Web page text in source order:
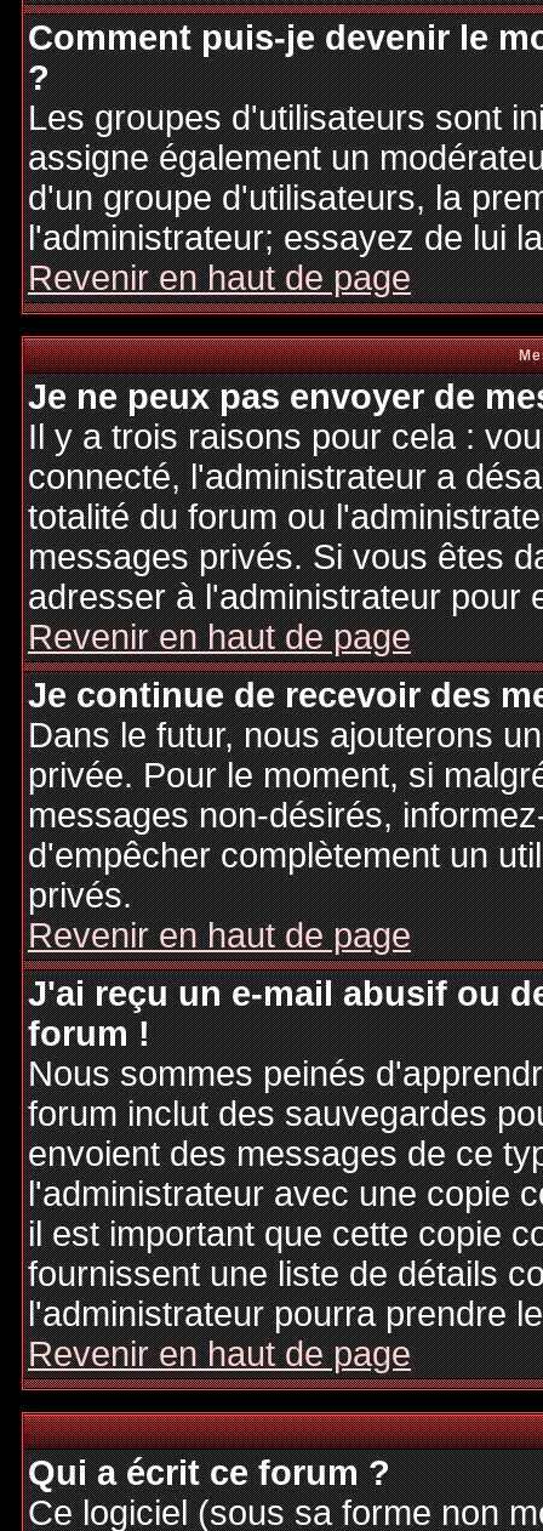
Comment puis-je devenir le
?
Les groupes d'utilisateurs sont
assigne également un
d'un groupe d'utilisateurs, la
l'administrateur; essayez de lui
Revenir en haut de page
Je ne peux pas envoyer de
Il y a trois raisons pour cela :
connecté, l'administrateur a
totalité du forum ou
messages privés. Si vous êtes
adresser à l'administrateur pour
Revenir en haut de page
Je continue de recevoir des
Dans le futur, nous ajouterons
privée. Pour le moment, si
messages non-désirés,
d'empêcher complètement un
privés.
Revenir en haut de page
J'ai reçu un e-mail abusif ou
forum !
Nous sommes peinés
forum inclut des sauvegardes
envoient des messages de ce
l'administrateur avec une copie
il est important que cette copie
fournissent une liste de détails
l'administrateur pourra prendre
Revenir en haut de page
Qui a écrit ce forum ?
Ce logiciel (sous sa forme non